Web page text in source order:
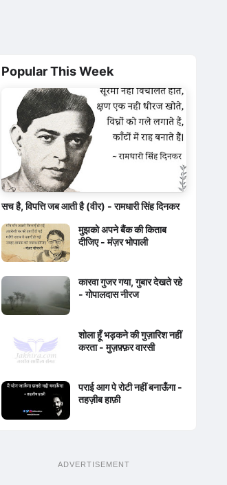
Popular This Week
सच है, विपत्ति जब आती है (वीर) - रामधारी सिंह दिनकर
मुझको अपने बैंक की किताब
दीजिए - मंज़र भोपाली
कारवा गुजर गया, गुबार देखते रहे
- गोपालदास नीरज
शोला हूँ भड़कने की गुज़ारिश नहीं
करता - मुज़फ़्फ़र वारसी
पराई आग पे रोटी नहीं बनाऊँगा -
तहज़ीब हाफ़ी
ADVERTISEMENT